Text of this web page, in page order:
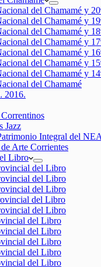
del Chamamé y
del Chamamé y
del Chamamé y
del Chamamé y
del Chamamé y
del Chamamé y
del Chamamé y
del Chamamé
2016.
Jazz
Integral del NEA
Arte Corrientes
Libro
del Libro
del Libro
del Libro
del Libro
del Libro
del Libro
del Libro
del Libro
del Libro
del Libro